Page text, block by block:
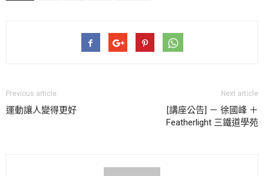
Previous article
運動讓人變得更好
Next article
[講座公告] － 徐國峰 ＋
Featherlight 三鐵道學苑